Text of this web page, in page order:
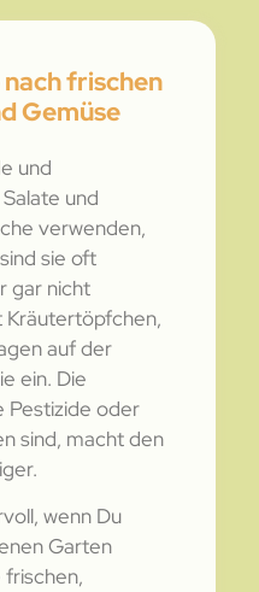
frischen
Gemüse
und
und
verwenden,
sie oft
gar nicht
auf der
ein. Die
Pestizide oder
sind, macht den
wenn Du
Garten